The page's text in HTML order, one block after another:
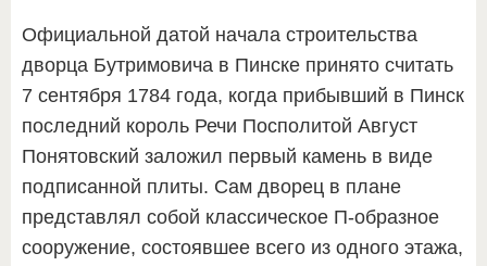
Официальной датой начала строительства
дворца Бутримовича в Пинске принято считать
7 сентября 1784 года, когда прибывший в Пинск
последний король Речи Посполитой Август
Понятовский заложил первый камень в виде
подписанной плиты. Сам дворец в плане
представлял собой классическое П-образное
сооружение, состоявшее всего из одного этажа,